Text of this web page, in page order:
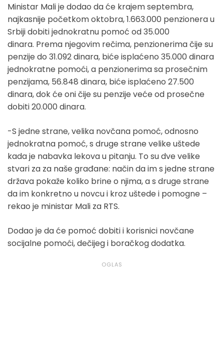
Ministar Mali je dodao da će krajem septembra,
najkasnije početkom oktobra, 1.663.000 penzionera u
Srbiji dobiti jednokratnu pomoć od 35.000
dinara. Prema njegovim rečima, penzionerima čije su
penzije do 31.092 dinara, biće isplaćeno 35.000 dinara
jednokratne pomoći, a penzionerima sa prosečnim
penzijama, 56.848 dinara, biće isplaćeno 27.500
dinara, dok će oni čije su penzije veće od prosečne
dobiti 20.000 dinara.
-S jedne strane, velika novčana pomoć, odnosno
jednokratna pomoć, s druge strane velike uštede
kada je nabavka lekova u pitanju. To su dve velike
stvari za za naše građane: način da im s jedne strane
država pokaže koliko brine o njima, a s druge strane
da im konkretno u novcu i kroz uštede i pomogne –
rekao je ministar Mali za RTS.
Dodao je da će pomoć dobiti i korisnici novčane
socijalne pomoći, dečijeg i boračkog dodatka.